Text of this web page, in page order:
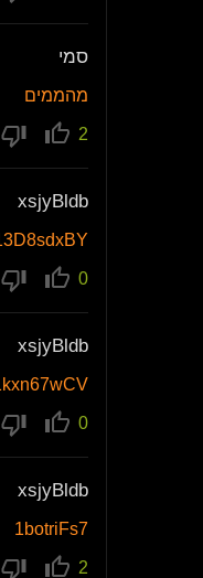
סמי
מהממים
2
xsjyBldb
0
xsjyBldb
0
xsjyBldb
1botriFs7
2